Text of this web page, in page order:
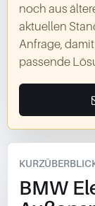
noch aus
aktuellen
Anfrage,
passende
BMW